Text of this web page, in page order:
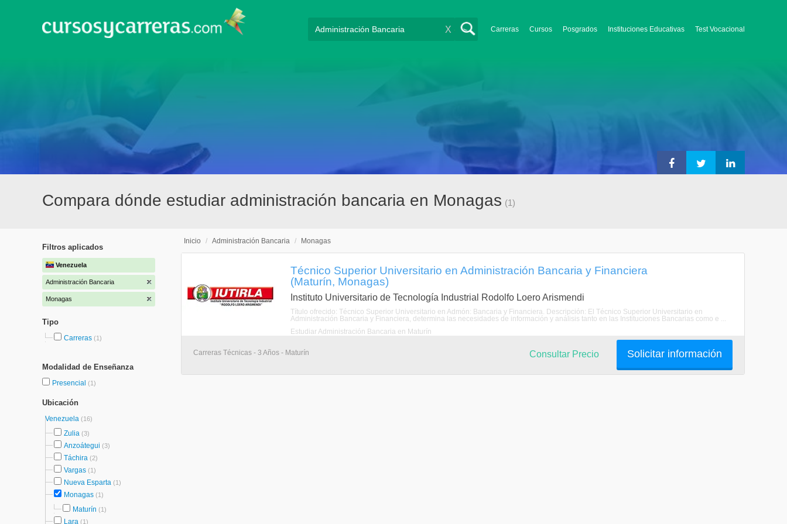
Carreras Cursos Posgrados Instituciones Educativas Test Vocacional
X
Compara dónde estudiar administración bancaria en Monagas (1)
Filtros aplicados
Venezuela
Administración Bancaria
Monagas
Tipo
Carreras (1)
Modalidad de Enseñanza
Presencial (1)
Ubicación
Venezuela (16)
Zulia (3)
Anzoátegui (3)
Táchira (2)
Vargas (1)
Nueva Esparta (1)
Monagas (1)
Maturín (1)
Lara (1)
Inicio / Administración Bancaria / Monagas
Técnico Superior Universitario en Administración Bancaria y Financiera
(Maturín, Monagas)
Instituto Universitario de Tecnología Industrial Rodolfo Loero Arismendi
Título ofrecido: Técnico Superior Universitario en Admón: Bancaria y Financiera. Descripción: El Técnico Superior Universitario en
Administración Bancaria y Financiera, determina las necesidades de información y análisis tanto en las Instituciones Bancarias como e ...
Estudiar Administración Bancaria en Maturín
Carreras Técnicas - 3 Años - Maturín Solicitar información
Consultar Precio